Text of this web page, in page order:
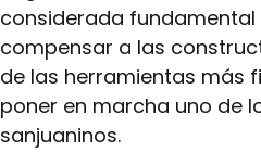
considerada fundamental
compensar a las
de las herramientas más
poner en marcha uno de
sanjuaninos.